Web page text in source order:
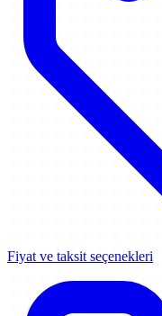
Fiyat ve taksit seçenekleri